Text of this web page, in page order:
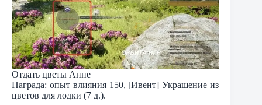
Отдать цветы Анне
Награда: опыт влияния 150, [Ивент] Украшение из
цветов для лодки (7 д.).